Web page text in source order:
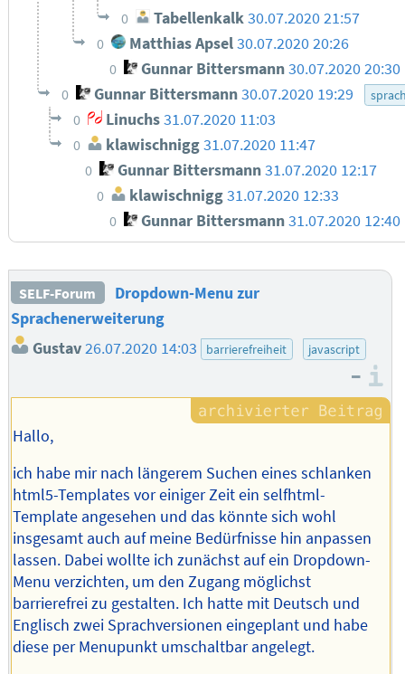
0 Tabellenkalk 30.07.2020 21:57
0 Matthias Apsel30.07.2020 20:26
0 Gunnar Bittersmann30.07.2020 20:30
0 Gunnar Bittersmann 30.07.2020 19:29
0 Linuchs31.07.2020 11:03
0 klawischnigg31.07.2020 11:47
0 Gunnar Bittersmann31.07.2020 12:17
0 klawischnigg31.07.2020 12:33
0 Gunnar Bittersmann31.07.2020 12:40
SELF-Forum
Dropdown-Menu zur
Sprachenerweiterung
Gustav 26.07.2020 14:03 barrierefreiheit javascript
–
Hallo,
ich habe mir nach längerem Suchen eines schlanken
html5-Templates vor einiger Zeit ein selfhtml-
Template angesehen und das könnte sich wohl
insgesamt auch auf meine Bedürfnisse hin anpassen
lassen. Dabei wollte ich zunächst auf ein Dropdown-
Menu verzichten, um den Zugang möglichst
barrierefrei zu gestalten. Ich hatte mit Deutsch und
Englisch zwei Sprachversionen eingeplant und habe
diese per Menupunkt umschaltbar angelegt.